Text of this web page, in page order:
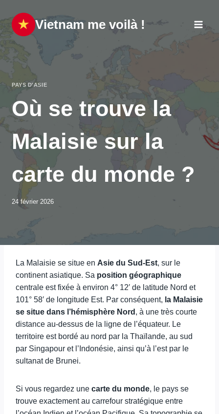
au
contenu
Vietnam me voilà !
PAYS D'ASIE
Où se trouve la
Malaisie sur la
carte du monde ?
24 février 2026
La Malaisie se situe en Asie du Sud-Est, sur le
continent asiatique. Sa position géographique
centrale est fixée à environ 4° 12′ de latitude Nord et
101° 58′ de longitude Est. Par conséquent, la Malaisie
se situe dans l’hémisphère Nord , à une très courte
distance au-dessus de la ligne de l’équateur. Le
territoire est bordé au nord par la Thaïlande, au sud
par Singapour et l’Indonésie, ainsi qu’à l’est par le
sultanat de Brunei.
Si vous regardez une carte du monde, le pays se
trouve exactement au carrefour stratégique entre